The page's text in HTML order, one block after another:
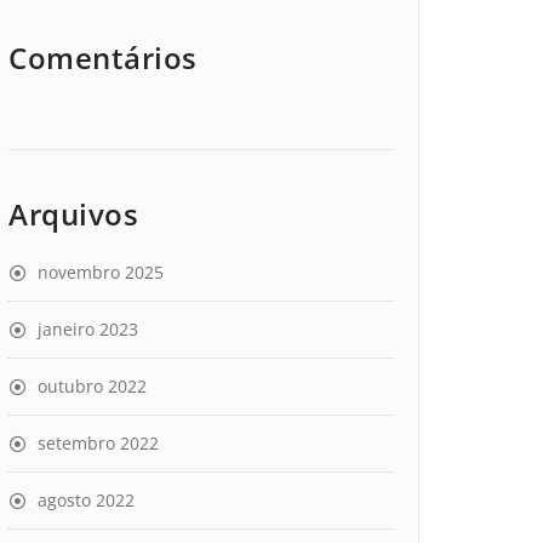
Comentários
Arquivos
novembro 2025
janeiro 2023
outubro 2022
setembro 2022
agosto 2022